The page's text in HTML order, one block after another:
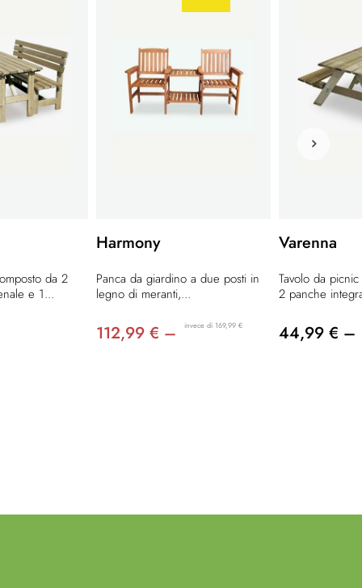
da 2
e 1...
Harmony
Panca da giardino a due posti in
legno di meranti,...
112,99 € – invece di 169,99 €
Varenna
Tavolo da
2 panche
44,99 € –